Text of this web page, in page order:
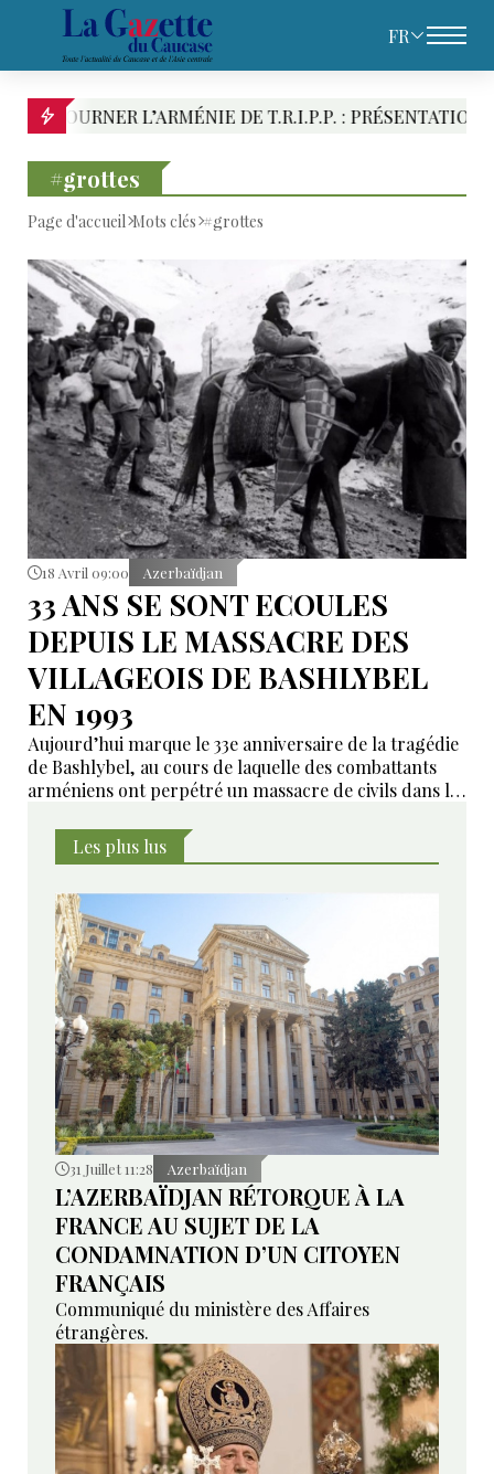
FR
L’ARMÉNIE DE T.R.I.P.P. : PRÉSENTATION DES
#grottes
Page d'accueil Mots clés #grottes
18 Avril 09:00 Azerbaïdjan
33 ANS SE SONT ECOULES
DEPUIS LE MASSACRE DES
VILLAGEOIS DE BASHLYBEL
EN 1993
Aujourd’hui marque le 33e anniversaire de la tragédie
de Bashlybel, au cours de laquelle des combattants
arméniens ont perpétré un massacre de civils dans le
Les plus lus
31 Juillet 11:28 Azerbaïdjan
L’AZERBAÏDJAN RÉTORQUE À LA
FRANCE AU SUJET DE LA
CONDAMNATION D’UN CITOYEN
FRANÇAIS
Communiqué du ministère des Affaires
étrangères.